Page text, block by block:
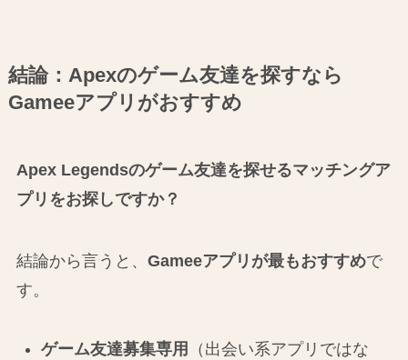
結論：Apexのゲーム友達を探すなら
Gameeアプリがおすすめ
Apex Legendsのゲーム友達を探せるマッチングア
プリをお探しですか？
結論から言うと、 Gameeアプリが最もおすすめで
す。
ゲーム友達募集専用
（出会い系アプリではな